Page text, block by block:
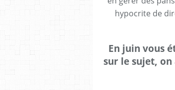
hypocrite de
En juin vous
sur le sujet,